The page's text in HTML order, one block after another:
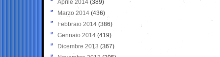
Aprile 2014 (389)
Marzo 2014 (436)
Febbraio 2014 (386)
Gennaio 2014 (419)
Dicembre 2013 (367)